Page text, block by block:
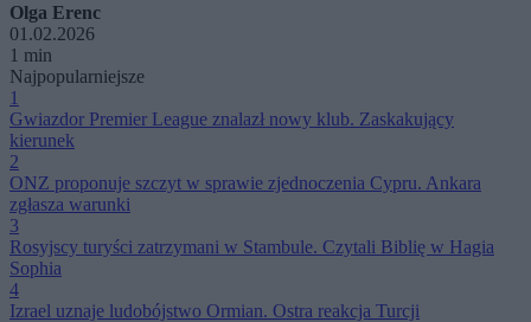
Olga Erenc
01.02.2026
1 min
Najpopularniejsze
1
Gwiazdor Premier League znalazł nowy klub. Zaskakujący
kierunek
2
ONZ proponuje szczyt w sprawie zjednoczenia Cypru. Ankara
zgłasza warunki
3
Rosyjscy turyści zatrzymani w Stambule. Czytali Biblię w Hagia
Sophia
4
Izrael uznaje ludobójstwo Ormian. Ostra reakcja Turcji